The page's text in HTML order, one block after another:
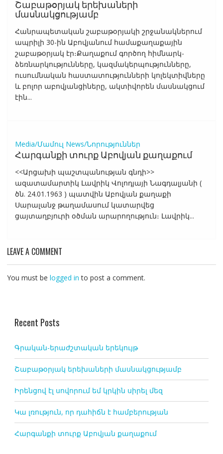
Շաբաթօրյակ երեխաների
մասնակցությամբ
Հանրապետական շաբաթօրյակի շրջանակներում
ապրիլի 30-ին Աբովյանում համաքաղաքային
շաբաթօրյակ էր։Քաղաքում գործող հիմնարկ-
ձեռնարկությունները, կազմակերպությունները,
ուսումնական հաստատությունների կոլեկտիվները
և բոլոր աբովյանցիները, ակտիվորեն մասնակցում
էին...
Media/Մամուլ News/Նորություններ
Հարգանքի տուրք Աբովյան քաղաքում
<<Արցախի պաշտպանության գնդի>>
ազատամարտիկ Լավրիկ Վոլոդյայի Նագդալյանի (
ծն. 24.01.1963 ) պատվին Աբովյան քաղաքի
Սարալանջ թաղամասում կատարվեց
ցայտաղբյուրի օծման արարողություն։ Լավրիկ...
LEAVE A COMMENT
You must be logged in to post a comment.
Recent Posts
Գրական-երաժշտական երեկույթ
Շաբաթօրյակ երեխաների մասնակցությամբ
Իրենցով էլ սովորում եմ կրկին սիրել մեզ
Կա լռություն, որ դահիճն է համբերության
Հարգանքի տուրք Աբովյան քաղաքում